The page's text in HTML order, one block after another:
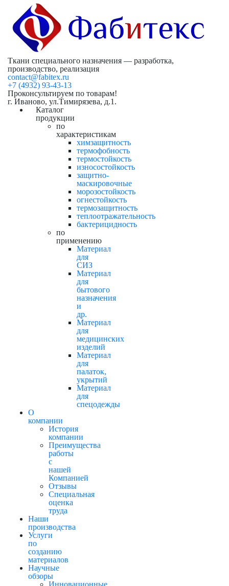
Ткани специального назначения — разработка,
производство, реализация
contact@fabitex.ru
+7 (4932) 93-43-13
Проконсультируем по товарам!
г. Иваново, ул.Тимирязева, д.1.
Каталог
продукции
по
характеристикам
химзащитность
термофобность
термостойкость
износостойкость
защитно-
маскировочные
морозостойкость
огнестойкость
термозащитность
теплоотражательность
бактерицидность
по
применению
Материал
для
СИЗ
Материал
для
бытового
назначения
и
др.
Материал
для
медицинских
изделий
Материал
для
палаток,
укрытий
Материал
для
спецодежды
О
компании
История
компании
Преимущества
работы
с
нашей
Компанией
Отзывы
Cпециальная
оценка
труда
Наши
производства
Услуги
по
созданию
материалов
Научные
обзоры
Инновационные